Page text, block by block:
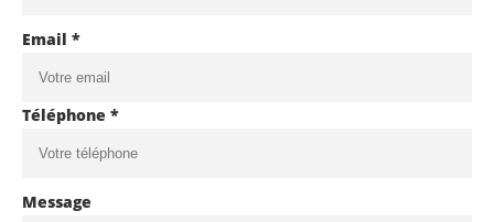
Email *
Téléphone *
Message